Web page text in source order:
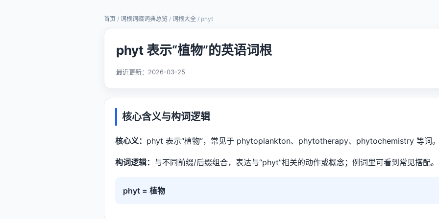
首页 / 词根词缀词典总览 / 词根大全 / phyt
phyt 表示“植物”的英语词根
最近更新： 2026-03-25
核心含义与构词逻辑
核心义： phyt 表示“植物”，常见于 phytoplankton、phytotherapy、phytochemistry 等词
构词逻辑： 与不同前缀/后缀组合，表达与“phyt”相关的动作或概念；例词里可看到常见搭配。
phyt = 植物